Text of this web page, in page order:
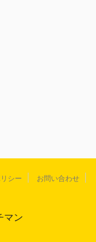
シー お問い合わせ
マン